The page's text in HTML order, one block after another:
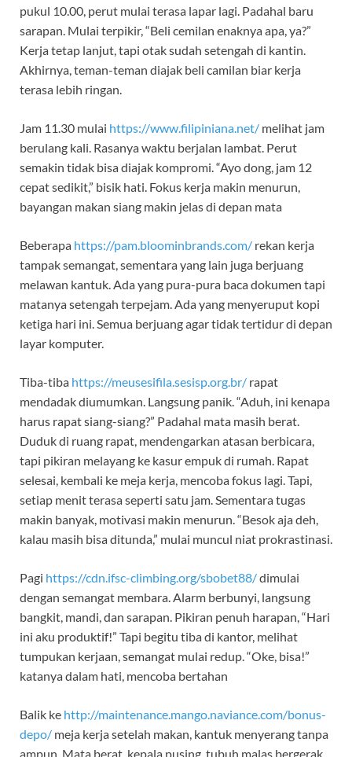
pukul 10.00, perut mulai terasa lapar lagi. Padahal baru
sarapan. Mulai terpikir, “Beli cemilan enaknya apa, ya?”
Kerja tetap lanjut, tapi otak sudah setengah di kantin.
Akhirnya, teman-teman diajak beli camilan biar kerja
terasa lebih ringan.
Jam 11.30 mulai https://www.filipiniana.net/ melihat jam
berulang kali. Rasanya waktu berjalan lambat. Perut
semakin tidak bisa diajak kompromi. “Ayo dong, jam 12
cepat sedikit,” bisik hati. Fokus kerja makin menurun,
bayangan makan siang makin jelas di depan mata
Beberapa https://pam.bloominbrands.com/ rekan kerja
tampak semangat, sementara yang lain juga berjuang
melawan kantuk. Ada yang pura-pura baca dokumen tapi
matanya setengah terpejam. Ada yang menyeruput kopi
ketiga hari ini. Semua berjuang agar tidak tertidur di depan
layar komputer.
Tiba-tiba https://meusesifila.sesisp.org.br/ rapat
mendadak diumumkan. Langsung panik. “Aduh, ini kenapa
harus rapat siang-siang?” Padahal mata masih berat.
Duduk di ruang rapat, mendengarkan atasan berbicara,
tapi pikiran melayang ke kasur empuk di rumah. Rapat
selesai, kembali ke meja kerja, mencoba fokus lagi. Tapi,
setiap menit terasa seperti satu jam. Sementara tugas
makin banyak, motivasi makin menurun. “Besok aja deh,
kalau masih bisa ditunda,” mulai muncul niat prokrastinasi.
Pagi https://cdn.ifsc-climbing.org/sbobet88/dimulai
dengan semangat membara. Alarm berbunyi, langsung
bangkit, mandi, dan sarapan. Pikiran penuh harapan, “Hari
ini aku produktif!” Tapi begitu tiba di kantor, melihat
tumpukan kerjaan, semangat mulai redup. “Oke, bisa!”
katanya dalam hati, mencoba bertahan
Balik ke http://maintenance.mango.naviance.com/bonus-
depo/ meja kerja setelah makan, kantuk menyerang tanpa
ampun. Mata berat, kepala pusing, tubuh malas bergerak.